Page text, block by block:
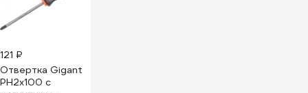
121 ₽
Отвертка Gigant
PH2x100 с